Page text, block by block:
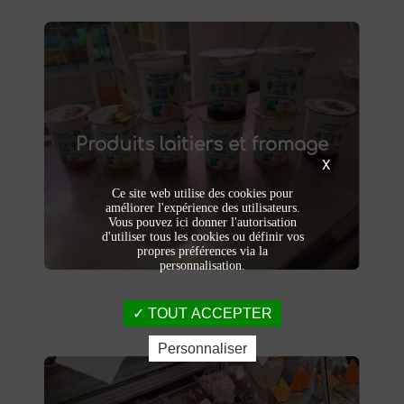
Produits laitiers et fromage
Produits laitiers et fromage
produits laitiers et fromages à
Saint-Saulve
. Yaourts crémeux, fromages
affinés et autres délices laitiers vous
vente directe à la ferme pour une fraîcheur
garantie.
X
Ce site web utilise des cookies pour
améliorer l'expérience des utilisateurs.
Vous pouvez ici donner l'autorisation
d'utiliser tous les cookies ou définir vos
propres préférences via la
personnalisation.
TOUT ACCEPTER
Personnaliser